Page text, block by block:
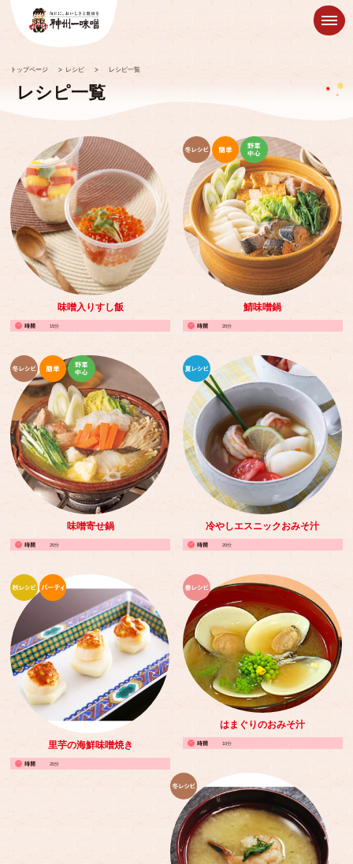
トップページ > レシピ > レシピ一覧
レシピ一覧
味噌入りすし飯
15分
鯖味噌鍋
20分
味噌寄せ鍋
20分
冷やしエスニックおみそ汁
20分
里芋の海鮮味噌焼き
20分
はまぐりのおみそ汁
10分